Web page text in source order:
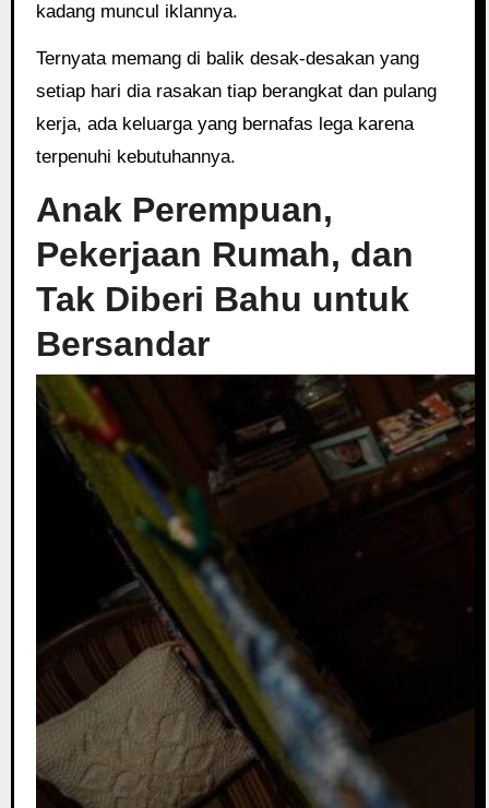
kadang muncul iklannya.
Ternyata memang di balik desak-desakan yang
setiap hari dia rasakan tiap berangkat dan pulang
kerja, ada keluarga yang bernafas lega karena
terpenuhi kebutuhannya.
Anak Perempuan,
Pekerjaan Rumah, dan
Tak Diberi Bahu untuk
Bersandar